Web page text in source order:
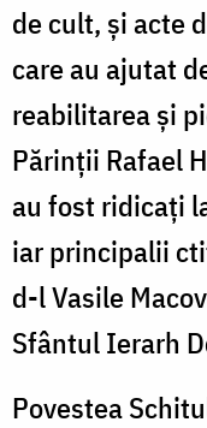
de cult, și acte
care au ajutat
reabilitarea și
Părinții Rafael
au fost ridicați
iar principalii
d-l Vasile
Sfântul Ierarh
Povestea